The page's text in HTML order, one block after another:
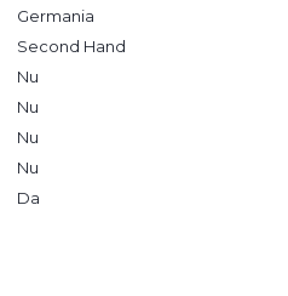
Germania
Second Hand
Nu
Nu
Nu
Nu
Da